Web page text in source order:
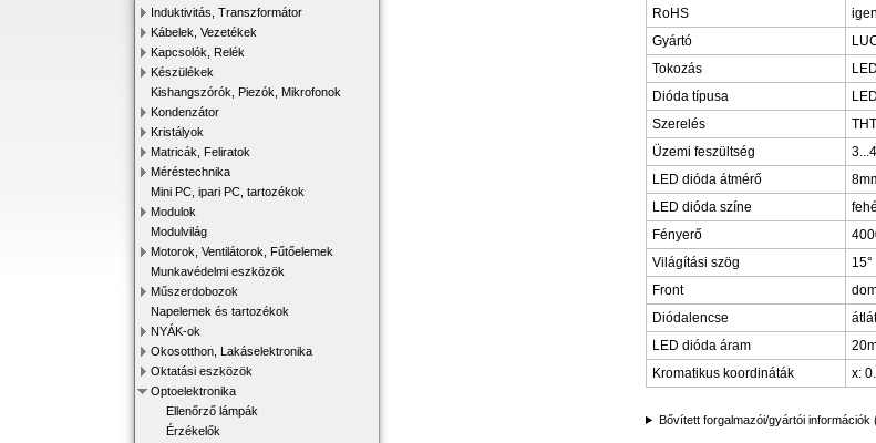
Induktivitás, Transzformátor
Kábelek, Vezetékek
Kapcsolók, Relék
Készülékek
Kishangszórók, Piezók, Mikrofonok
Kondenzátor
Kristályok
Matricák, Feliratok
Méréstechnika
Mini PC, ipari PC, tartozékok
Modulok
Modulvilág
Motorok, Ventilátorok, Fűtőelemek
Munkavédelmi eszközök
Műszerdobozok
Napelemek és tartozékok
NYÁK-ok
Okosotthon, Lakáselektronika
Oktatási eszközök
Optoelektronika
Ellenőrző lámpák
Érzékelők
RoHS
igen
Gyártó
Tokozás
Dióda típusa
LED
Szerelés
THT
Üzemi feszültség
LED dióda átmérő
LED dióda színe
Fényerő
Világítási szög
15°
Front
Diódalencse
LED dióda áram
Kromatikus koordináták
x:
Bővített forgalmazói/gyártói információk